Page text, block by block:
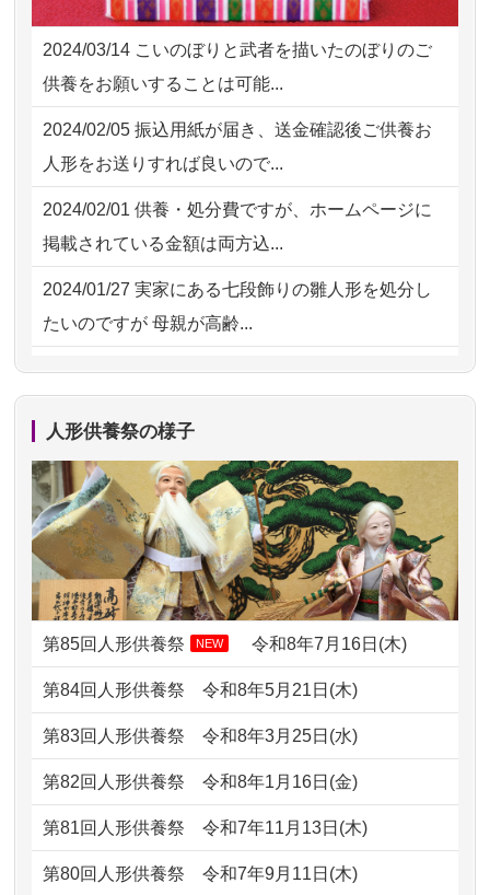
2026/08/02 06:46 相模原の方からお申込み
2026/08/01 19:28 東京都の方からお申込み
2026/08/01 17:10 東京都の方からお申込み
も丁寧に説...
2026/07/18 つい先日も利用させていただきまし
た。 手続...
2026/07/18 大切にしていたお人形をきちんと供養
してくださ...
2026/07/15 子供の頃から可愛がってきた七段飾り
の雛人形で...
2026/07/15 お客様の声を読み、丁寧に供養してい
ただけそう...
2026/07/11思い出のある人形達を、ちゃんと供養
したく、花...
2026/07/10家から近かったので。
2026/07/08誰も住んでいない実家の片付けを始め
ました。 ...
2026/07/069年間自由が丘店を見守ってくれてあり
がとう。
2026/07/05 しっかりとお人形たちの供養をしてい
ただけると...
2026/06/30長年大事にしてきた雛人形です、供養
2024/03/14 こいのぼりと武者を描いたのぼりのご
供養をお願いすることは可能...
2024/02/05 振込用紙が届き、送金確認後ご供養お
人形をお送りすれば良いので...
2024/02/01 供養・処分費ですが、ホームページに
掲載されている金額は両方込...
2024/01/27 実家にある七段飾りの雛人形を処分し
たいのですが 母親が高齢...
2024/01/13剥製の供養・処分をお願いできます
ですが？
2024/01/13お雛様のセットを供養・処分したいの
ですが、お雛様とお内裏様だ...
2024/01/13供養申込みの後、供養祭までお人形は
どうなってるのですか？
2024/01/13会社のようですが、きちんと供養して
人形供養祭の様子
第85回人形供養祭 NEW 令和8年7月16日(木)
第84回人形供養祭令和8年5月21日(木)
第83回人形供養祭令和8年3月25日(水)
第82回人形供養祭令和8年1月16日(金)
第81回人形供養祭令和7年11月13日(木)
第80回人形供養祭令和7年9月11日(木)